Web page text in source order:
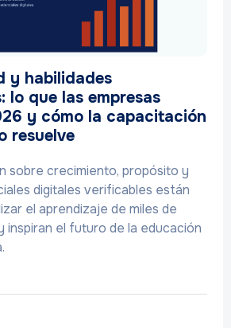
y habilidades
lo que las empresas
y cómo la capacitación
resuelve
sobre crecimiento, propósito y
digitales verificables están
el aprendizaje de miles de
inspiran el futuro de la educación